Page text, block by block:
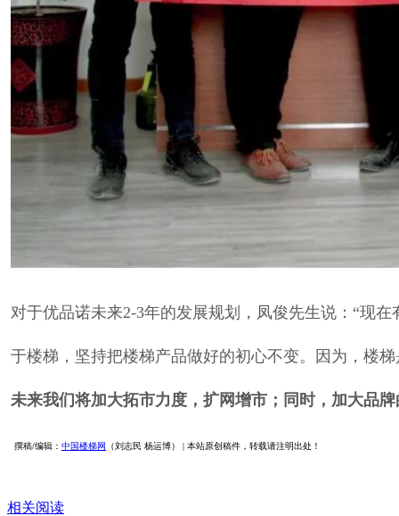
对于优品诺未来2-3年的发展规划，凤俊先生说：“现
于楼梯，坚持把楼梯产品做好的初心不变。因为，楼
未来我们将加大拓市力度，扩网增市；同时，加大品
撰稿/编辑： 中国楼梯网 （刘志民 杨运博） | 本站原创稿件，转载请注明出处！
相关阅读